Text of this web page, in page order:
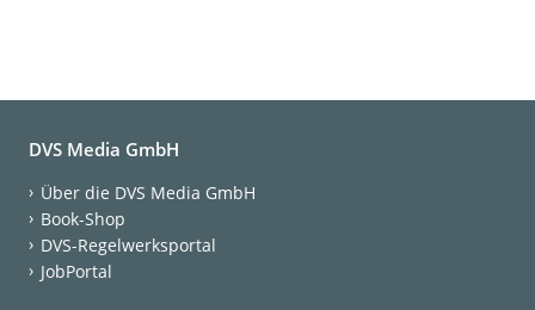
DVS Media GmbH
Über die DVS Media GmbH
Book-Shop
DVS-Regelwerksportal
JobPortal